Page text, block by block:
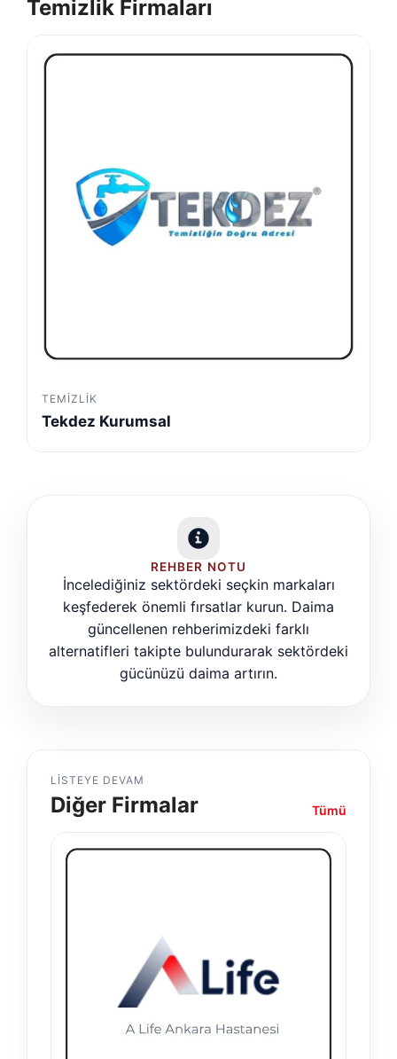
Temizlik Firmaları
TEMIZLIK
Tekdez Kurumsal
REHBER NOTU
İncelediğiniz sektördeki seçkin markaları
keşfederek önemli fırsatlar kurun. Daima
güncellenen rehberimizdeki farklı
alternatifleri takipte bulundurarak sektördeki
gücünüzü daima artırın.
LISTEYE DEVAM
Diğer Firmalar Tümü